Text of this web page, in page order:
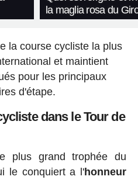
la maglia rosa du
la course cycliste la plus
et maintient
pour les principaux
d'étape.
dans le Tour de
plus grand trophée du
le conquiert a l'honneur